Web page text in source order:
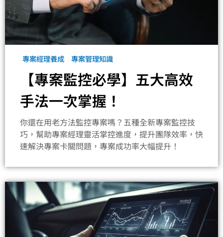
專案經理養成 專案管理知識
【專案監控必學】五大高效
手法一次掌握！
你還在用老方法監控專案嗎？五種全新專案監控技
巧，幫助專案經理靈活掌控進度，提升團隊效率，快
速解決專案卡關問題，專案成功率大幅提升！